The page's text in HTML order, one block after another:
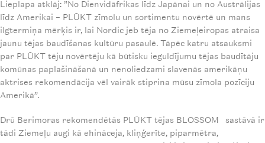
Lieplapa atklāj: ”No Dienvidāfrikas līdz Japānai un no Austrālijas
līdz Amerikai – PLŪKT zīmolu un sortimentu novērtē un mans
ilgtermiņa mērķis ir, lai Nordic jeb tēja no Ziemeļeiropas atraisa
jaunu tējas baudīšanas kultūru pasaulē. Tāpēc katru atsauksmi
par PLŪKT tēju novērtēju kā būtisku ieguldījumu tējas baudītāju
komūnas paplašināšanā un nenoliedzami slavenās amerikāņu
aktrises rekomendācija vēl vairāk stiprina mūsu zīmola pozīciju
Amerikā”.
Drū Berimoras rekomendētās PLŪKT tējas BLOSSOM sastāvā ir
tādi Ziemeļu augi kā ehināceja, kliņģerīte, piparmētra,